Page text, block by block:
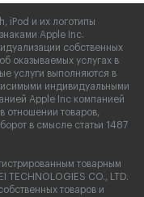
iPod и их логотипы
Apple Inc.
собственных
оказываемых услугах в
услуги выполняются в
индивидуальными
Apple Inc компанией
отношении товаров,
в смысле статьи 1487
товарным
TECHNOLOGIES CO., LTD.
товаров и